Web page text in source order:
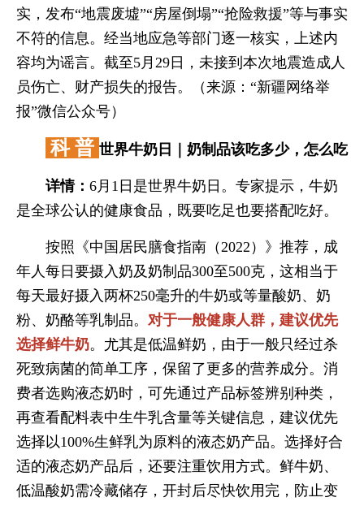
实，发布“地震废墟”“房屋倒塌”“抢险救援”等与事实
不符的信息。经当地应急等部门逐一核实，上述内
容均为谣言。截至5月29日，未接到本次地震造成人
员伤亡、财产损失的报告。（来源：“新疆网络举
报”微信公众号）
科 普 世界牛奶日｜奶制品该吃多少，怎么吃
详情： 6月1日是世界牛奶日。专家提示，牛奶
是全球公认的健康食品，既要吃足也要搭配吃好。
按照《中国居民膳食指南（2022）》推荐，成
年人每日要摄入奶及奶制品300至500克，这相当于
每天最好摄入两杯250毫升的牛奶或等量酸奶、奶
粉、奶酪等乳制品。 对于一般健康人群，建议优先
选择鲜牛奶。尤其是低温鲜奶，由于一般只经过杀
死致病菌的简单工序，保留了更多的营养成分。消
费者选购液态奶时，可先通过产品标签辨别种类，
再查看配料表中生牛乳含量等关键信息，建议优先
选择以100%生鲜乳为原料的液态奶产品。选择好合
适的液态奶产品后，还要注重饮用方式。鲜牛奶、
低温酸奶需冷藏储存，开封后尽快饮用完，防止变